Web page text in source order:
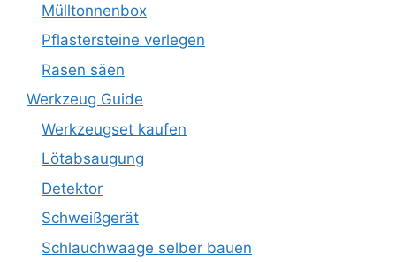
Mülltonnenbox
Pflastersteine verlegen
Rasen säen
Werkzeug Guide
Werkzeugset kaufen
Lötabsaugung
Detektor
Schweißgerät
Schlauchwaage selber bauen